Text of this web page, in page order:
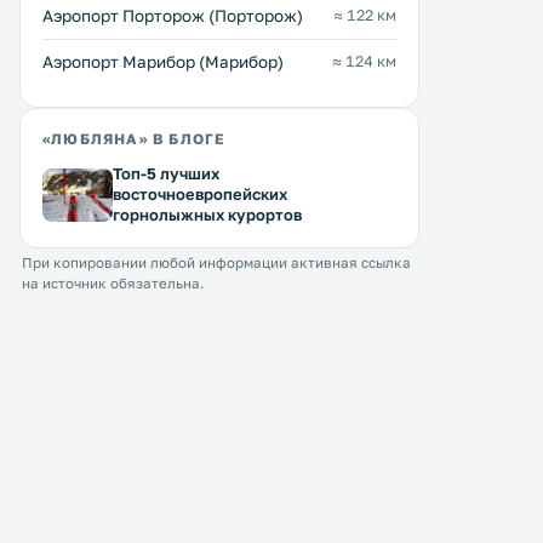
Аэропорт Порторож (Порторож) ≈ 122 км
Аэропорт Марибор (Марибор) ≈ 124 км
«ЛЮБЛЯНА» В БЛОГЕ
Топ-5 лучших
восточноевропейских
горнолыжных курортов
При копировании любой информации активная ссылка
на источник обязательна.